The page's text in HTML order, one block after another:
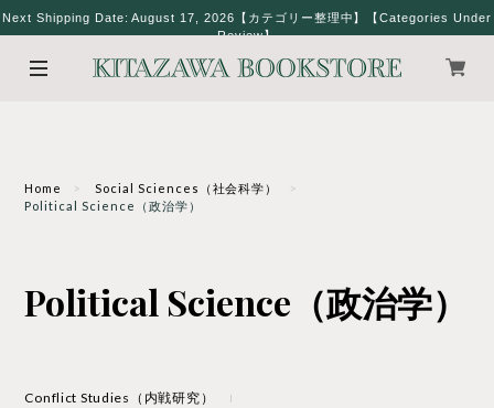
Next Shipping Date: August 17, 2026【カテゴリー整理中】【Categories Under
Review】
Home
Social Sciences（社会科学）
Political Science（政治学）
Political Science（政治学）
Conflict Studies（内戦研究）